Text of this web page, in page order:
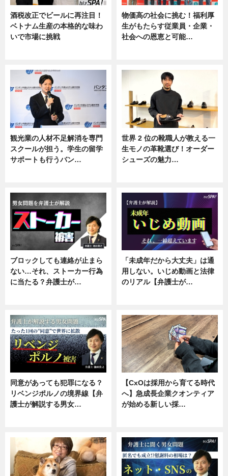
酒税改正でビールに再注目！
ベトナム生産の本格的な味わ
いで市場に挑戦
物価高の社会に挑む！福利厚
生がもたらす従業員・企業・
社会への恩恵と可能…
観光業の人材不足解消を専門
スクールが担う。学生の留学
サポートも行うバン…
世界 2 位の靴職人が教える一
生モノの革靴選び！オーダー
シューズの魅力…
ブロックしても連絡が止まら
ない…それ、ストーカー行為
に当たる？弁護士が…
「未成年だから大丈夫」は通
用しない。いじめ動画と法律
のリアル【弁護士が…
同意があっても犯罪になる？
リベンジポルノの境界線【弁
護士が解説する男女…
【CxOは採用から育てる時代
へ】急成長企業クオンティア
が始める新しい採…